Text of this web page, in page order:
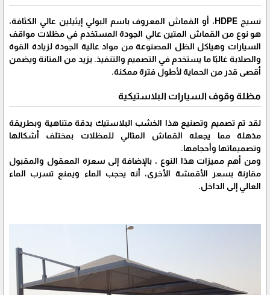
نسيج HDPE، أو القماش المعروف باسم البولي إيثيلين عالي الكثافة،
هو نوع من القماش المتين عالي الجودة المستخدم في مظلات مواقف
السيارات وهياكل الظل المصنوعة من مواد عالية الجودة لزيادة القوة
والصلابة غالبًا ما يستخدم في التصميم والتنفيذ. يزيد من المتانة ويضمن
أقصى قدر من الحماية لأطول فترة ممكنة.
مظلة وقوف السيارات البلاستيكية
لقد تم تصميم وتصنيع هذا الخشب البلاستيك بدقة متناهية وبطريقة
مذهلة مما يجعله القماش المثالي للمظلات بمختلف أشكالها
وتصميماتها وأحجامها.
ومن أهم مميزات هذا النوع ، بالإضافة إلى سعره المعقول والمقبول
مقارنة بسعر الأقمشة الأخرى، أنه يحجب الماء ويمنع تسرب الماء
العالي إلى الداخل.